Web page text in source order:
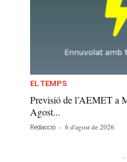
EL TEMPS
Previsió de l’AEMET a
Agost...
Redacció - 6 d'agost de 2026
-